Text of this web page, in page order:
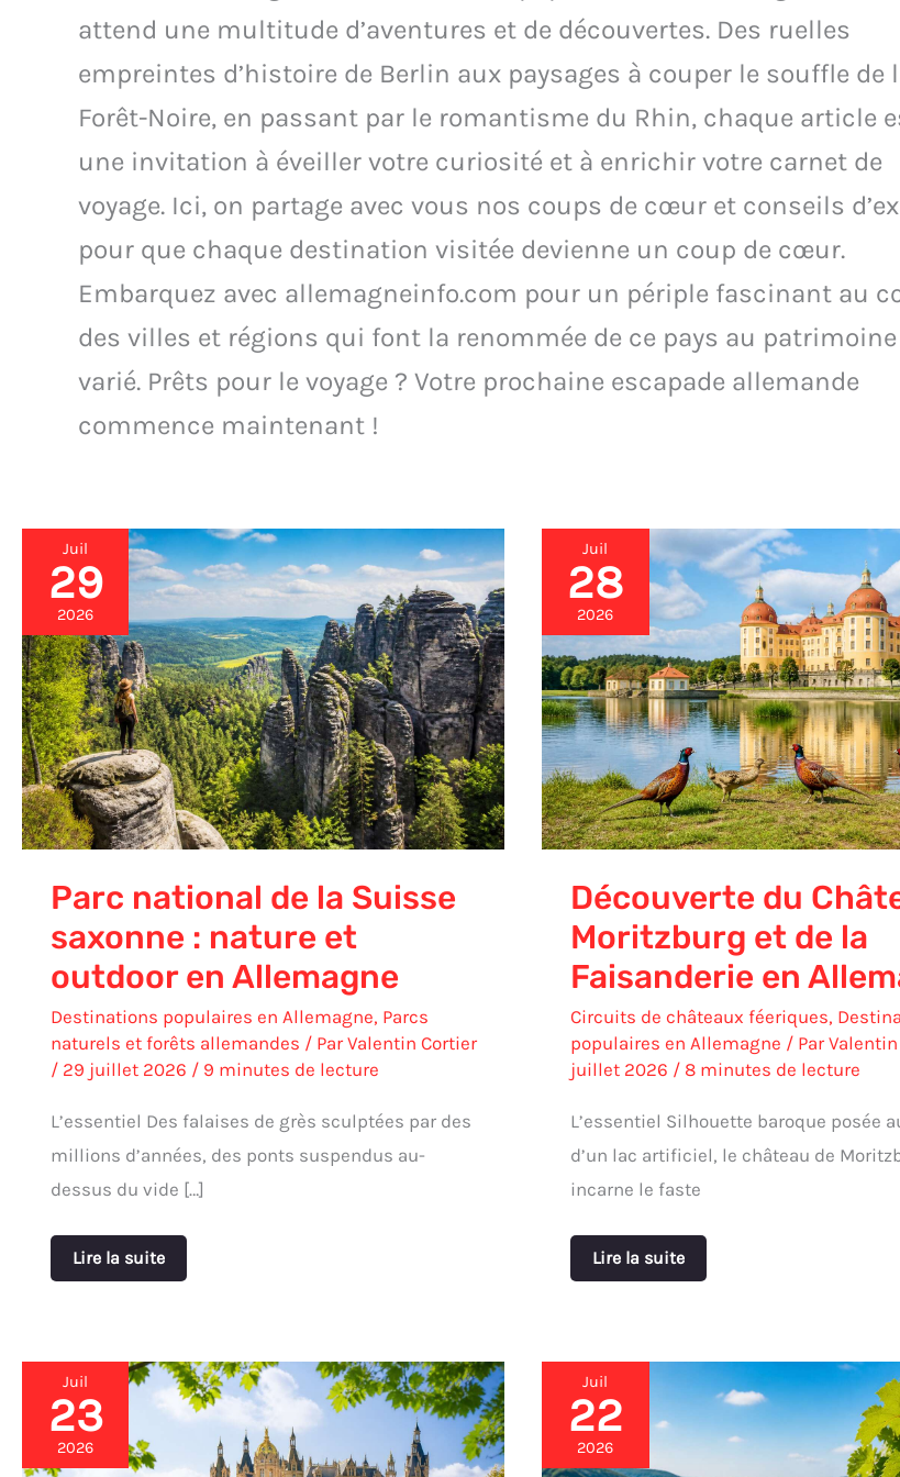
attend une multitude d’aventures et de découvertes. Des ruelles
empreintes d’histoire de Berlin aux paysages à couper le souffle de
Forêt-Noire, en passant par le romantisme du Rhin, chaque article
une invitation à éveiller votre curiosité et à enrichir votre carnet de
voyage. Ici, on partage avec vous nos coups de cœur et conseils
pour que chaque destination visitée devienne un coup de cœur.
Embarquez avec allemagneinfo.com pour un périple fascinant au
des villes et régions qui font la renommée de ce pays au
varié. Prêts pour le voyage ? Votre prochaine escapade allemande
commence maintenant !
Juil
29
2026
Parc national de la Suisse
saxonne : nature et
outdoor en Allemagne
Destinations populaires en Allemagne, Parcs
naturels et forêts allemandes / ParValentin Cortier
/ 29 juillet 2026 / 9 minutes de lecture
L’essentiel Des falaises de grès sculptées par des
millions d’années, des ponts suspendus au-
dessus du vide […]
Parc
national
de
la
Suisse
saxonne
:
nature
et
outdoor
en
Allemagne
Lire la suite
Juil
28
2026
Découverte du
Moritzburg et de la
Faisanderie en
Circuits de châteaux féeriques,
populaires en Allemagne / Par
juillet 2026 / 8 minutes de lecture
L’essentiel Silhouette baroque posée
d’un lac artificiel, le château de
incarne le faste
Découverte
du
Château
de
Moritzburg
et
de
la
Faisanderie
en
Allemagne
Lire la suite
Juil
23
2026
Visiter
le
château
et
Juil
22
2026
Découverte
des
vins
allemands